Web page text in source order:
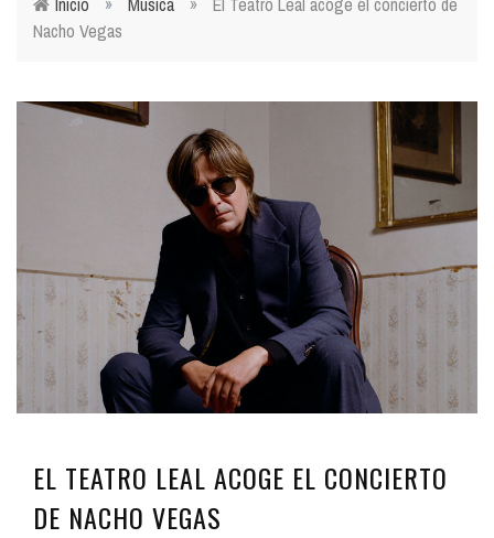
Usted está aquí
Nacho Vegas
EL TEATRO LEAL ACOGE EL CONCIERTO
DE NACHO VEGAS